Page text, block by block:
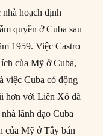
hoạch định
quyền ở Cuba sau
1959. Việc Castro
của Mỹ ở Cuba,
việc Cuba có động
hơn với Liên Xô đã
lãnh đạo Cuba
của Mỹ ở Tây bán